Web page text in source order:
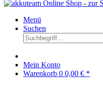
Menü
Suchen
Mein Konto
Warenkorb 0 0,00 € *